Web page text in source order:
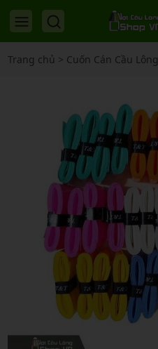
Trang chủ > Cuốn Cán Cầu Lông